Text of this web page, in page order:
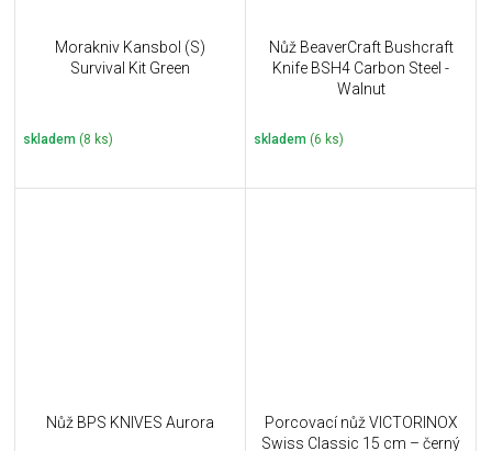
Morakniv Kansbol (S)
Survival Kit Green
skladem (8 ks)
Nůž BeaverCraft Bushcraft
Knife BSH4 Carbon Steel -
Walnut
skladem (6 ks)
Nůž BPS KNIVES Aurora
Porcovací nůž VICTORINOX
Swiss Classic 15 cm – černý